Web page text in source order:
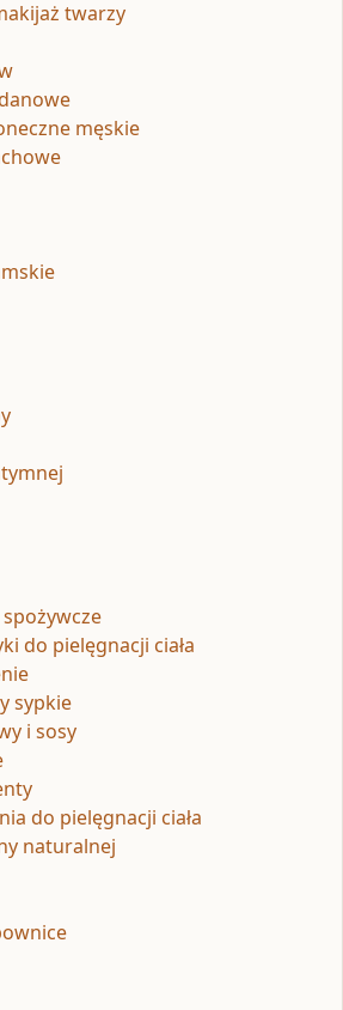
twarzy
męskie
spożywcze
do pielęgnacji ciała
sypkie
i sosy
do pielęgnacji ciała
naturalnej